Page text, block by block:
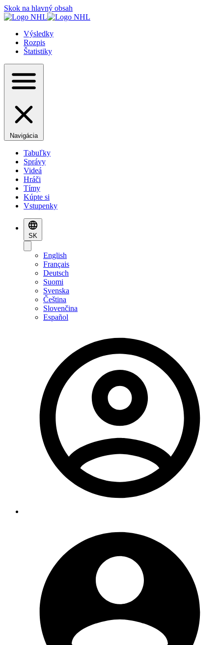
Skok na hlavný obsah
Výsledky
Rozpis
Štatistiky
Navigácia
Tabuľky
Správy
Videá
Hráči
Tímy
Kúpte si
Vstupenky
SK
English
Français
Deutsch
Suomi
Svenska
Čeština
Slovenčina
Español